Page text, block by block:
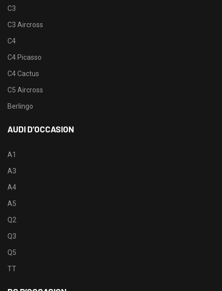
C3
C3 Aircross
C4
C4 Picasso
C4 Cactus
C5 Aircross
Berlingo
AUDI D’OCCASION
A1
A3
A4
A5
Q2
Q3
Q5
TT